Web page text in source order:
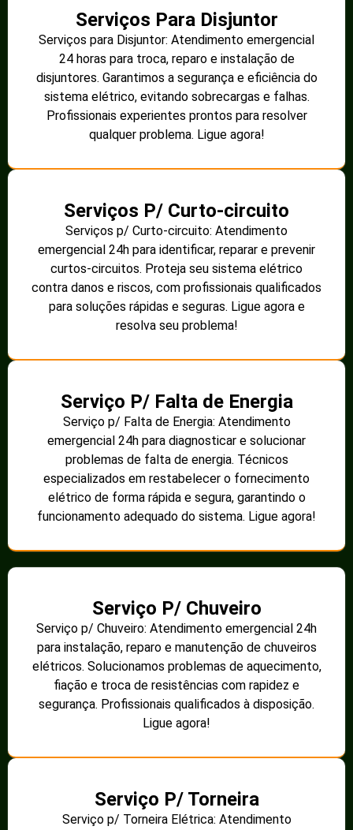
Serviços Para Disjuntor
Serviços para Disjuntor: Atendimento emergencial
24 horas para troca, reparo e instalação de
disjuntores. Garantimos a segurança e eficiência do
sistema elétrico, evitando sobrecargas e falhas.
Profissionais experientes prontos para resolver
qualquer problema. Ligue agora!
Serviços P/ Curto-circuito
Serviços p/ Curto-circuito: Atendimento
emergencial 24h para identificar, reparar e prevenir
curtos-circuitos. Proteja seu sistema elétrico
contra danos e riscos, com profissionais qualificados
para soluções rápidas e seguras. Ligue agora e
resolva seu problema!
Serviço P/ Falta de Energia
Serviço p/ Falta de Energia: Atendimento
emergencial 24h para diagnosticar e solucionar
problemas de falta de energia. Técnicos
especializados em restabelecer o fornecimento
elétrico de forma rápida e segura, garantindo o
funcionamento adequado do sistema. Ligue agora!
Serviço P/ Chuveiro
Serviço p/ Chuveiro: Atendimento emergencial 24h
para instalação, reparo e manutenção de chuveiros
elétricos. Solucionamos problemas de aquecimento,
fiação e troca de resistências com rapidez e
segurança. Profissionais qualificados à disposição.
Ligue agora!
Serviço P/ Torneira
Serviço p/ Torneira Elétrica: Atendimento